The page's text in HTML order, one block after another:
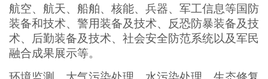
航空、航天、船舶、核能、兵器、军工信息等国防
装备和技术、警用装备及技术、反恐防暴装备及技
术、后勤装备及技术、社会安全防范系统以及军民
融合成果展示等。